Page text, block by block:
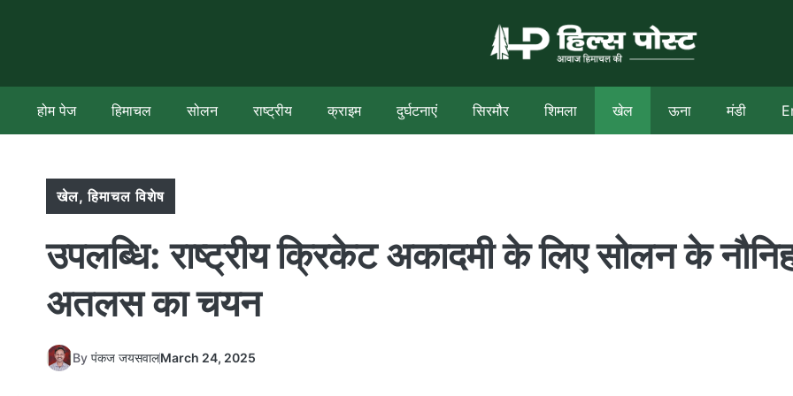
होम पेज हिमाचल सोलन राष्ट्रीय क्राइम दुर्घटनाएं सिरमौर शिमला खेल ऊना मंडी
खेल,हिमाचल विशेष
उपलब्धि: राष्ट्रीय क्रिकेट अकादमी के लिए सोलन के
अतलस का चयन
By पंकज जयसवालMarch 24, 2025